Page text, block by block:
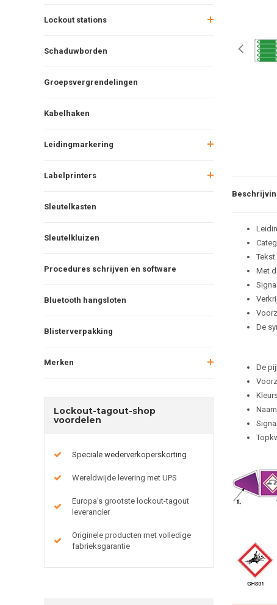
Lockout stations
Schaduwborden
Groepsvergrendelingen
Kabelhaken
Leidingmarkering
Labelprinters
Sleutelkasten
Sleutelkluizen
Procedures schrijven en software
Bluetooth hangsloten
Blisterverpakking
Merken
Lockout-tagout-shop
voordelen
Speciale wederverkoperskorting
Wereldwijde levering met UPS
Europa's grootste lockout-tagout
leverancier
Originele producten met volledige
fabrieksgarantie
Tekst
Met
De
De